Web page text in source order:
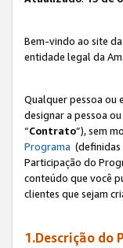
Bem-vindo ao site
entidade legal da
Qualquer pessoa ou
designar a pessoa
“Contrato”), sem
Programa (definidas
Participação do
conteúdo que você
clientes que sejam
1.Descrição do